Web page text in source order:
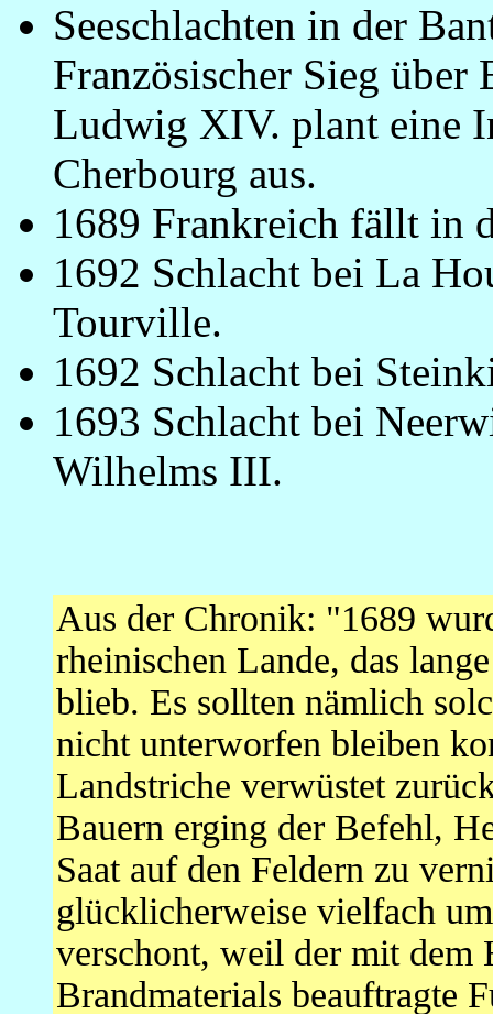
Seeschlachten in der
Französischer Sieg
Ludwig XIV. plant eine
Cherbourg aus.
1689 Frankreich fällt in
1692 Schlacht bei La
Tourville.
1692 Schlacht bei
1693 Schlacht bei
Wilhelms III.
Aus der Chronik: "1689
rheinischen Lande, das
blieb. Es sollten nämlich
nicht unterworfen bleiben
Landstriche verwüstet
Bauern erging der Befehl,
Saat auf den Feldern zu
glücklicherweise vielfach
verschont, weil der mit dem
Brandmaterials beauftragte